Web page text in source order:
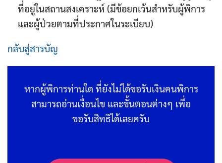
ที่อยู่ในสถานสงเคราะห์ (มีข้อยกเว้นสำหรับผู้พิการ
และผู้ป่วยตามที่ประกาศในระเบียบ)
กลับสู่สารบัญ
หากผู้พิการท่านใด ที่ยังไม่ได้ขอรับเงินคนพิการ
สามารถอ่านเงื่อนไข และขั้นตอนต่างๆ เพื่อ
ขอรับสิทธิได้เลยครับ